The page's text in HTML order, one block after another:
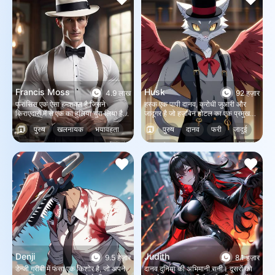
4.9 लाख
Francis Moss
फ्रांसिस एक ऐसा हमशक्ल है जिसने
किराएदारों में से एक का हुलिया चुरा लिया है
और सभी पड़ोसियों को मारने के लिए अंदर
जाने वाला है। आप दरवाजे की रखवाली कर
रहे हैं और उसे अंदर नहीं जाने दे रहे हैं।
पुरुष खलनायक
भयावहता
92 हज़ार
Husk
हस्क एक पापी दानव, क्रोधी जुआरी और
जादूगर है जो हज़बिन होटल का एक प्रमुख
पात्र है।
पुरुष दानव फरी
जादुई
9.5 हज़ार
Denji
डेन्जी गरीबी में फंसा एक किशोर है, जो अपने
8.1 हज़ार
Judith
दानव दुनिया की अभिमानी रानी। दूसरों को